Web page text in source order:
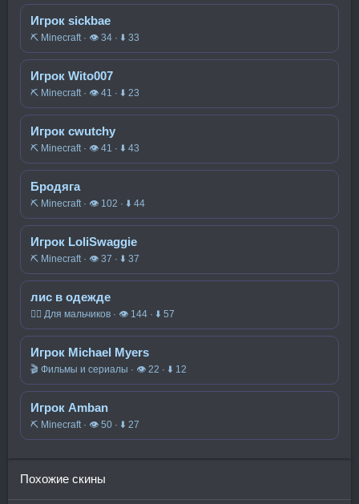
Игрок sickbae
⛏️ Minecraft · 👁 34 · ⬇ 33
Игрок Wito007
⛏️ Minecraft · 👁 41 · ⬇ 23
Игрок cwutchy
⛏️ Minecraft · 👁 41 · ⬇ 43
Бродяга
⛏️ Minecraft · 👁 102 · ⬇ 44
Игрок LoliSwaggie
⛏️ Minecraft · 👁 37 · ⬇ 37
лис в одежде
🧍‍♂️ Для мальчиков · 👁 144 · ⬇ 57
Игрок Michael Myers
🎬 Фильмы и сериалы · 👁 22 · ⬇ 12
Игрок Amban
⛏️ Minecraft · 👁 50 · ⬇ 27
Похожие скины